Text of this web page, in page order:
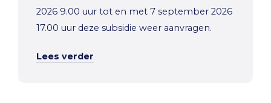
2026 9.00 uur tot en met 7 september 2026
17.00 uur deze subsidie weer aanvragen.
Lees verder